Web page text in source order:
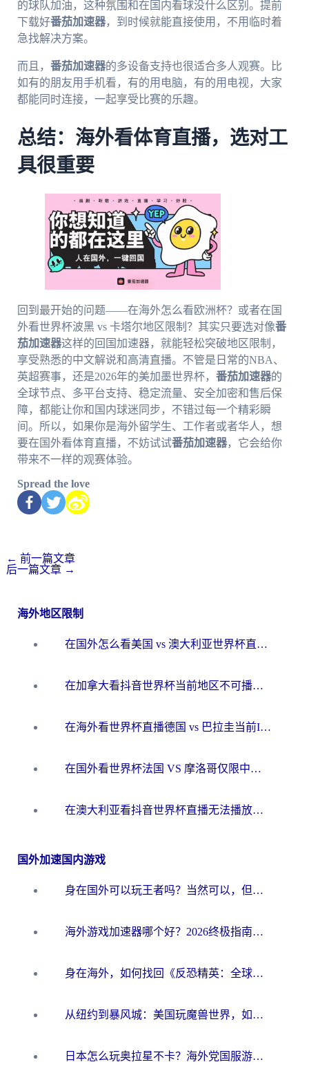
的球队加油，这种氛围和在国内看球没什么区别。提前
下载好番茄加速器，到时候就能直接使用，不用临时着
急找解决方案。
而且， 番茄加速器的多设备支持也很适合多人观赛。比
如有的朋友用手机看，有的用电脑，有的用电视，大家
都能同时连接，一起享受比赛的乐趣。
总结：海外看体育直播，选对工
具很重要
回到最开始的问题——在海外怎么看欧洲杯？或者在国
外看世界杯波黑 vs 卡塔尔地区限制？其实只要选对像番
茄加速器这样的回国加速器，就能轻松突破地区限制，
享受熟悉的中文解说和高清直播。不管是日常的NBA、
英超赛事，还是2026年的美加墨世界杯， 番茄加速器的
全球节点、多平台支持、稳定流量、安全加密和售后保
障，都能让你和国内球迷同步，不错过每一个精彩瞬
间。所以，如果你是海外留学生、工作者或者华人，想
要在国外看体育直播，不妨试试番茄加速器，它会给你
带来不一样的观赛体验。
Spread the love
← 前一篇文章
后一篇文章 →
海外地区限制
在国外怎么看美国 vs 澳大利亚世界杯直播？海外党必藏的中文解说观赛指南
在加拿大看抖音世界杯当前地区不可播放？海外党体育观赛终极指南
在海外看世界杯直播德国 vs 巴拉圭当前IP受限制？这篇指南帮你轻松解决地区限制
在国外看世界杯法国 VS 摩洛哥仅限中国大陆？别让地域限制拦下你的欢呼
在澳大利亚看抖音世界杯直播无法播放？海外党体育观赛终极指南来了！
国外加速国内游戏
身在国外可以玩王者吗？当然可以，但你需要这份“加速”指南
海外游戏加速器哪个好？2026终极指南帮你畅玩国服+解决卡顿难题
身在海外，如何找回《反恐精英：全球攻势》国服的丝滑手感？一份给你的终极指南
从纽约到暴风城：美国玩魔兽世界，如何找到你的最佳网络航线
日本怎么玩奥拉星不卡？海外党国服游戏加速器选择全攻略